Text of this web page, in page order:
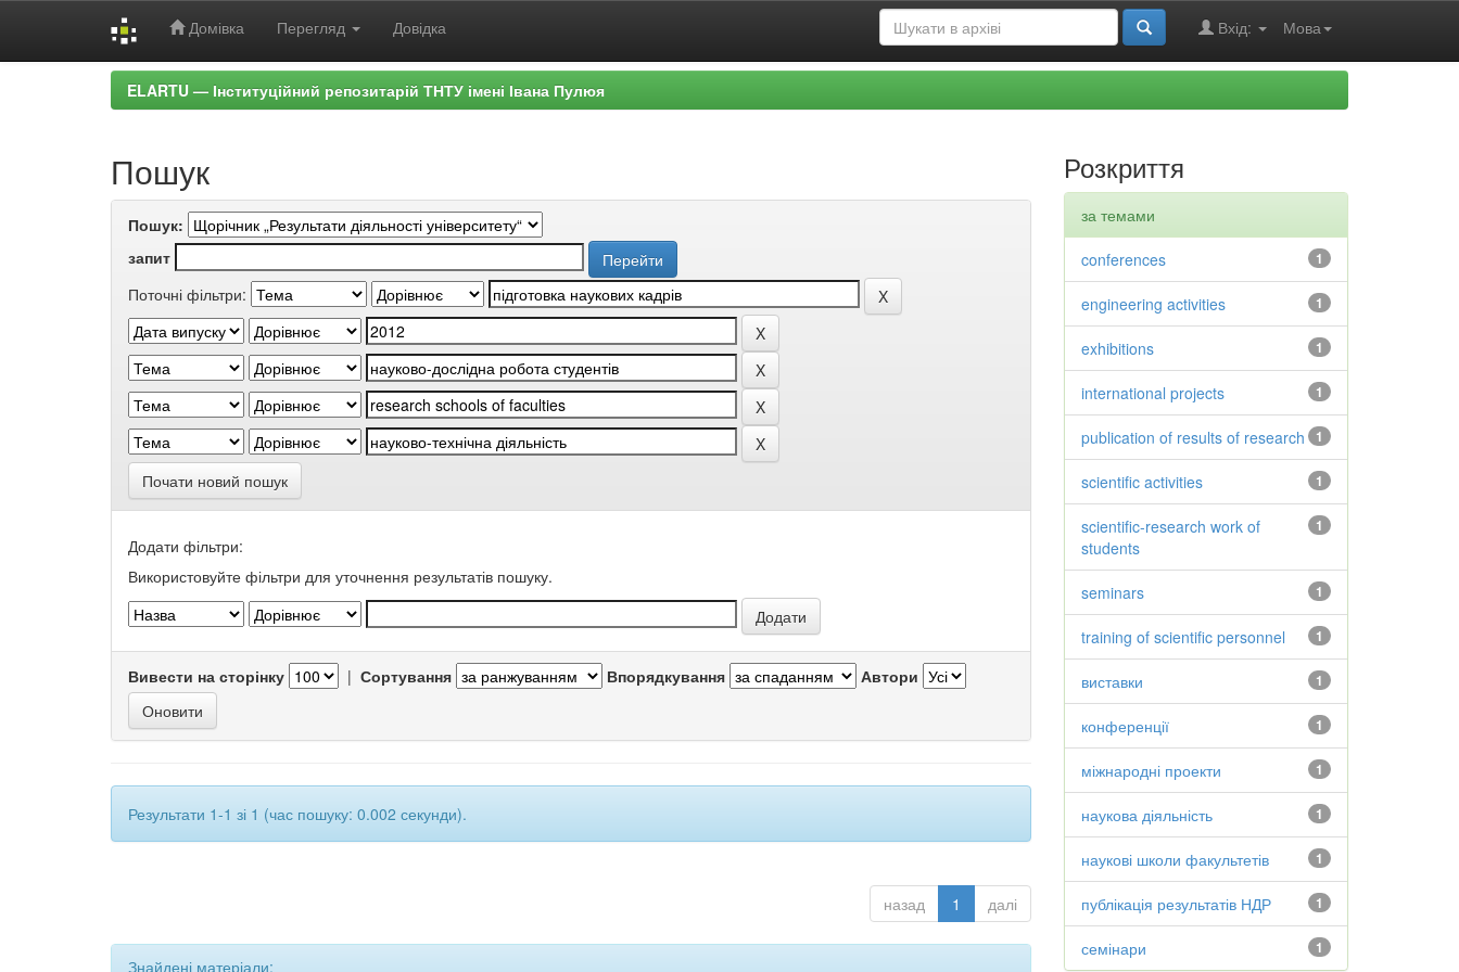
Домівка Перегляд Довідка Мова
Вхід:
ELARTU — Інституційний репозитарій ТНТУ імені Івана Пулюя
Пошук
Пошук:
запит
Поточні фільтри:
Почати новий пошук
Додати фільтри:
Використовуйте фільтри для уточнення результатів пошуку.
Вивести на сторінку | Сортування Впорядкування Автори
Результати 1-1 зі 1 (час пошуку: 0.002 секунди).
назад 1 далі
Знайдені матеріали:
Розкриття
за темами
1
conferences
1
engineering activities
1
exhibitions
1
international projects
1
publication of results of research
1
scientific activities
1
scientific-research work of
students
1
seminars
1
training of scientific personnel
1
виставки
1
конференції
1
міжнародні проекти
1
наукова діяльність
1
наукові школи факультетів
1
публікація результатів НДР
1
семінари